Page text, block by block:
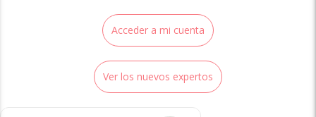
Acceder a mi cuenta
Ver los nuevos expertos